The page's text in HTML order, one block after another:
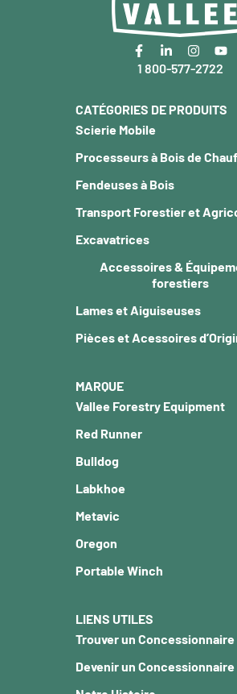
1 800-577-2722
CATÉGORIES DE PRODUITS
Scierie Mobile
Processeurs à Bois de
Fendeuses à Bois
Transport Forestier et
Excavatrices
Accessoires &
forestiers
Lames et Aiguiseuses
Pièces et Acessoires
MARQUE
Vallee Forestry Equipment
Red Runner
Bulldog
Labkhoe
Metavic
Oregon
Portable Winch
LIENS UTILES
Trouver un Concessionnaire
Devenir un Concessionnaire